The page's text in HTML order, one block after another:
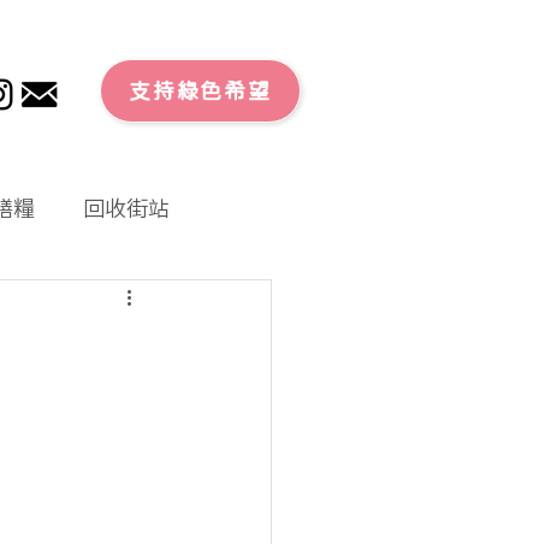
支持綠色希望
糧 回收街站
零廢外賣